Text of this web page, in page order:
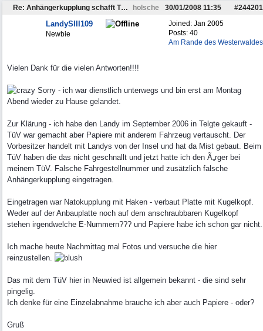
Re: Anhängerkupplung schafft TÜV nicht holsche #244201
30/01/2008 11:35
Joined: Jan 2005
Posts: 40
Am Rande des Westerwaldes
LandySIII109
Newbie
Vielen Dank für die vielen Antworten!!!!
Sorry - ich war dienstlich unterwegs und bin erst am Montag
Abend wieder zu Hause gelandet.
Zur Klärung - ich habe den Landy im September 2006 in Telgte gekauft -
TüV war gemacht aber Papiere mit anderem Fahrzeug vertauscht. Der
Vorbesitzer handelt mit Landys von der Insel und hat da Mist gebaut. Beim
TüV haben die das nicht geschnallt und jetzt hatte ich den Ã„rger bei
meinem TüV. Falsche Fahrgestellnummer und zusätzlich falsche
Anhängerkupplung eingetragen.
Eingetragen war Natokupplung mit Haken - verbaut Platte mit Kugelkopf.
Weder auf der Anbauplatte noch auf dem anschraubbaren Kugelkopf
stehen irgendwelche E-Nummern??? und Papiere habe ich schon gar nicht.
Ich mache heute Nachmittag mal Fotos und versuche die hier
reinzustellen.
Das mit dem TüV hier in Neuwied ist allgemein bekannt - die sind sehr
pingelig.
Ich denke für eine Einzelabnahme brauche ich aber auch Papiere - oder?
Gruß